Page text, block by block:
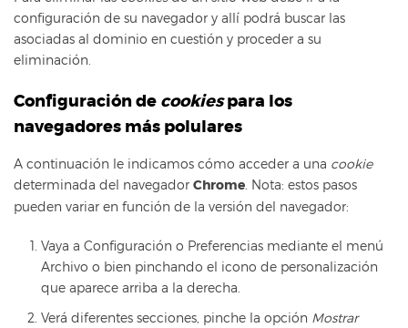
configuración de su navegador y allí podrá buscar las
asociadas al dominio en cuestión y proceder a su
eliminación.
Configuración de cookiespara los
navegadores más polulares
A continuación le indicamos cómo acceder a una cookie
determinada del navegador Chrome . Nota: estos pasos
pueden variar en función de la versión del navegador:
Vaya a Configuración o Preferencias mediante el menú
Archivo o bien pinchando el icono de personalización
que aparece arriba a la derecha.
Verá diferentes secciones, pinche la opción Mostrar